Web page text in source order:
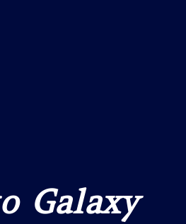
Galaxy